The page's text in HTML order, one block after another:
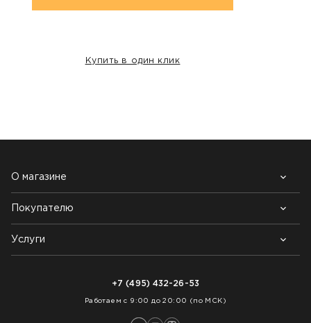
Купить в один клик
О магазине
Почему выбирают нас
Контакты
Блог
Покупателю
Возврат товара
Как заказать
Услуги
+7 (495) 432-26-53
Работаем с 9:00 до 20:00 (по МСК)